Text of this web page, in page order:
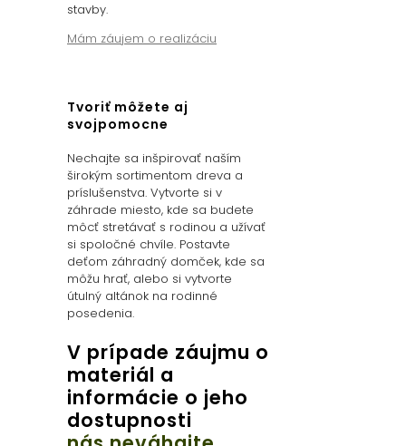
stavby.
Mám záujem o realizáciu
Tvoriť môžete aj
svojpomocne
Nechajte sa inšpirovať naším
širokým sortimentom dreva a
príslušenstva. Vytvorte si v
záhrade miesto, kde sa budete
môcť stretávať s rodinou a užívať
si spoločné chvíle. Postavte
deťom záhradný domček, kde sa
môžu hrať, alebo si vytvorte
útulný altánok na rodinné
posedenia.
V prípade záujmu o
materiál a
informácie o jeho
dostupnosti